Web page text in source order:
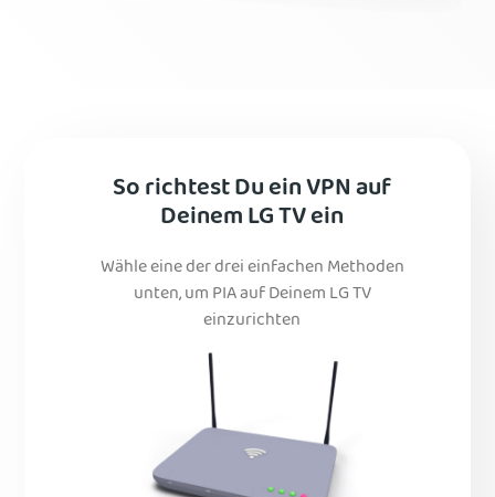
So richtest Du ein VPN auf
Deinem LG TV ein
Wähle eine der drei einfachen Methoden
unten, um PIA auf Deinem LG TV
einzurichten